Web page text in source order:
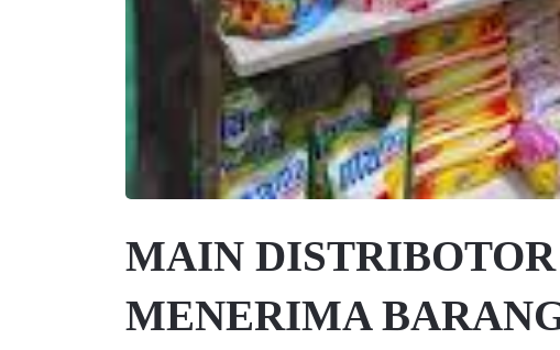
MAIN
MENERIMA